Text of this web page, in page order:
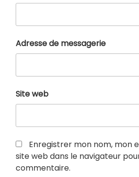
Adresse de messagerie
Site web
Enregistrer mon nom, mon
site web dans le navigateur
commentaire.